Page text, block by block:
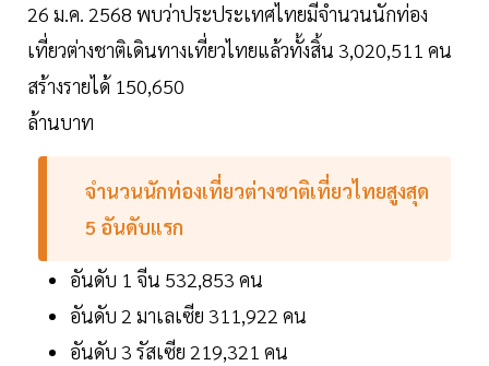
26 ม.ค. 2568 พบว่าประประเทศไทยมีจำนวนนักท่อง
เที่ยวต่างชาติเดินทางเที่ยวไทยแล้วทั้งสิ้น 3,020,511 คน
สร้างรายได้ 150,650
ล้านบาท
จำนวนนักท่องเที่ยวต่างชาติเที่ยวไทยสูงสุด
5 อันดับแรก
อันดับ 1 จีน 532,853 คน
อันดับ 2 มาเลเซีย 311,922 คน
อันดับ 3 รัสเซีย 219,321 คน